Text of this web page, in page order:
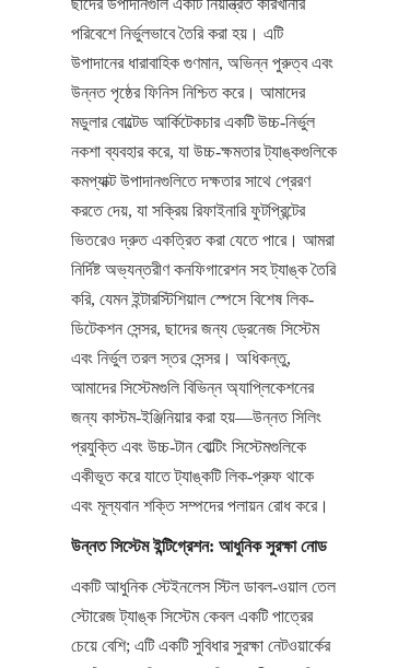
পরিবেশে নির্ভুলভাবে তৈরি করা হয়। এটি
উপাদানের ধারাবাহিক গুণমান, অভিন্ন পুরুত্ব এবং
উন্নত পৃষ্ঠের ফিনিস নিশ্চিত করে। আমাদের
মডুলার বোল্টেড আর্কিটেকচার একটি উচ্চ-নির্ভুল
নকশা ব্যবহার করে, যা উচ্চ-ক্ষমতার ট্যাঙ্কগুলিকে
কমপ্যাক্ট উপাদানগুলিতে দক্ষতার সাথে প্রেরণ
করতে দেয়, যা সক্রিয় রিফাইনারি ফুটপ্রিন্টের
ভিতরেও দ্রুত একত্রিত করা যেতে পারে। আমরা
নির্দিষ্ট অভ্যন্তরীণ কনফিগারেশন সহ ট্যাঙ্ক তৈরি
করি, যেমন ইন্টারস্টিশিয়াল স্পেসে বিশেষ লিক-
ডিটেকশন সেন্সর, ছাদের জন্য ড্রেনেজ সিস্টেম
এবং নির্ভুল তরল স্তর সেন্সর। অধিকন্তু,
আমাদের সিস্টেমগুলি বিভিন্ন অ্যাপ্লিকেশনের
জন্য কাস্টম-ইঞ্জিনিয়ার করা হয়—উন্নত সিলিং
প্রযুক্তি এবং উচ্চ-টান বোল্টিং সিস্টেমগুলিকে
একীভূত করে যাতে ট্যাঙ্কটি লিক-প্রুফ থাকে
এবং মূল্যবান শক্তি সম্পদের পলায়ন রোধ করে।
উন্নত সিস্টেম ইন্টিগ্রেশন: আধুনিক সুরক্ষা নোড
একটি আধুনিক স্টেইনলেস স্টিল ডাবল-ওয়াল তেল
স্টোরেজ ট্যাঙ্ক সিস্টেম কেবল একটি পাত্রের
চেয়ে বেশি; এটি একটি সুবিধার সুরক্ষা নেটওয়ার্কের